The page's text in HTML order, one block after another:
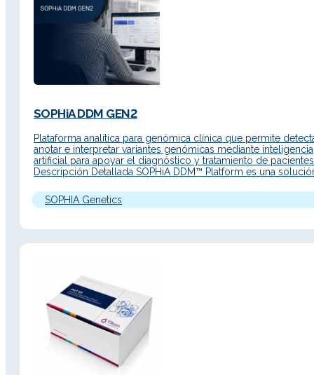
SOPHiA DDM GEN2
Plataforma analítica para genómica clínica que permite
anotar e interpretar variantes genómicas mediante inteligencia
artificial para apoyar el diagnóstico y tratamiento de
Descripción Detallada SOPHiA DDM™ Platform es una
interfaz renovada, acceso web y nuevas funcionalidades para
acelerar el análisis de…
SOPHIA Genetics